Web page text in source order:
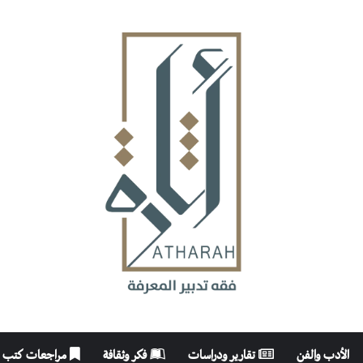
الأدب والفن تقارير ودراسات فكر وثقافة مراجعات كتب